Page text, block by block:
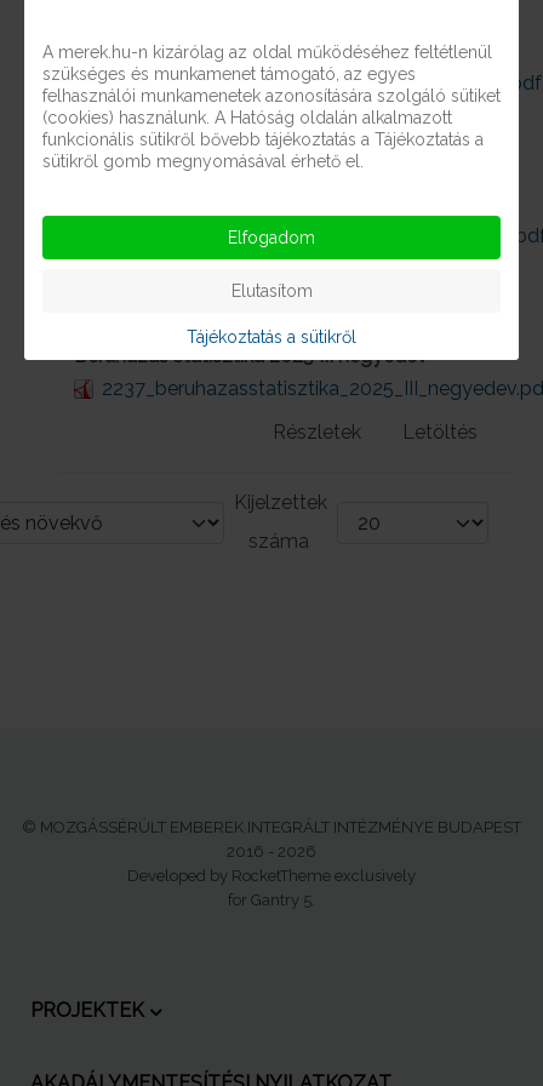
Beruházás statisztika 2025 I negyedév
2237_beruhazasstatisztika_2025_I_negyedev.pdf
Letöltés
Részletek
Részletek
Beruházás statisztika 2025 III negyedév
Letöltés
Részletek
Kijelzettek
száma
© MOZGÁSSÉRÜLT EMBEREK INTEGRÁLT INTÉZMÉNYE BUDAPEST
2016 - 2026
Developed by RocketTheme exclusively
for Gantry 5.
PROJEKTEK
A merek.hu-n kizárólag az oldal működéséhez feltétlenül
szükséges és munkamenet támogató, az egyes
felhasználói munkamenetek azonosítására szolgáló sütiket
(cookies) használunk. A Hatóság oldalán alkalmazott
funkcionális sütikről bővebb tájékoztatás a Tájékoztatás a
sütikről gomb megnyomásával érhető el.
Elfogadom
Elutasítom
Tájékoztatás a sütikről